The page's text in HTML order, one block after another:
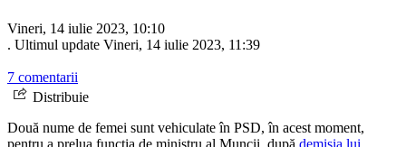
Vineri, 14 iulie 2023, 10:10
. Ultimul update Vineri, 14 iulie 2023, 11:39
7 comentarii
Distribuie
Două nume de femei sunt vehiculate în PSD, în acest moment,
pentru a prelua funcția de ministru al Muncii, după demisia lui